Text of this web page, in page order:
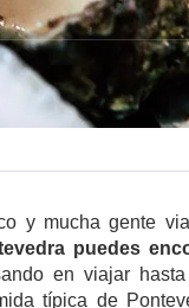
y mucha gente
puedes
en viajar
típica de